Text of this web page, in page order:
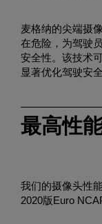
search
terms
麦格纳的尖端摄
在危险，为驾驶
安全性。该技术
显著优化驾驶安全
最高性
我们的摄像头性
2020版Euro